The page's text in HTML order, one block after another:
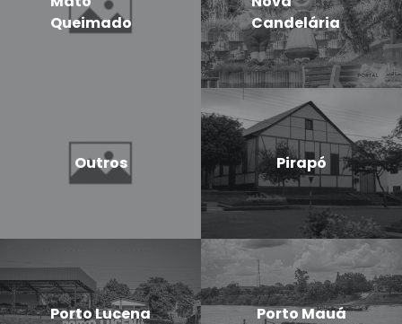
Queimado
Candelária
Outros Pirapó
Porto Lucena Porto Mauá